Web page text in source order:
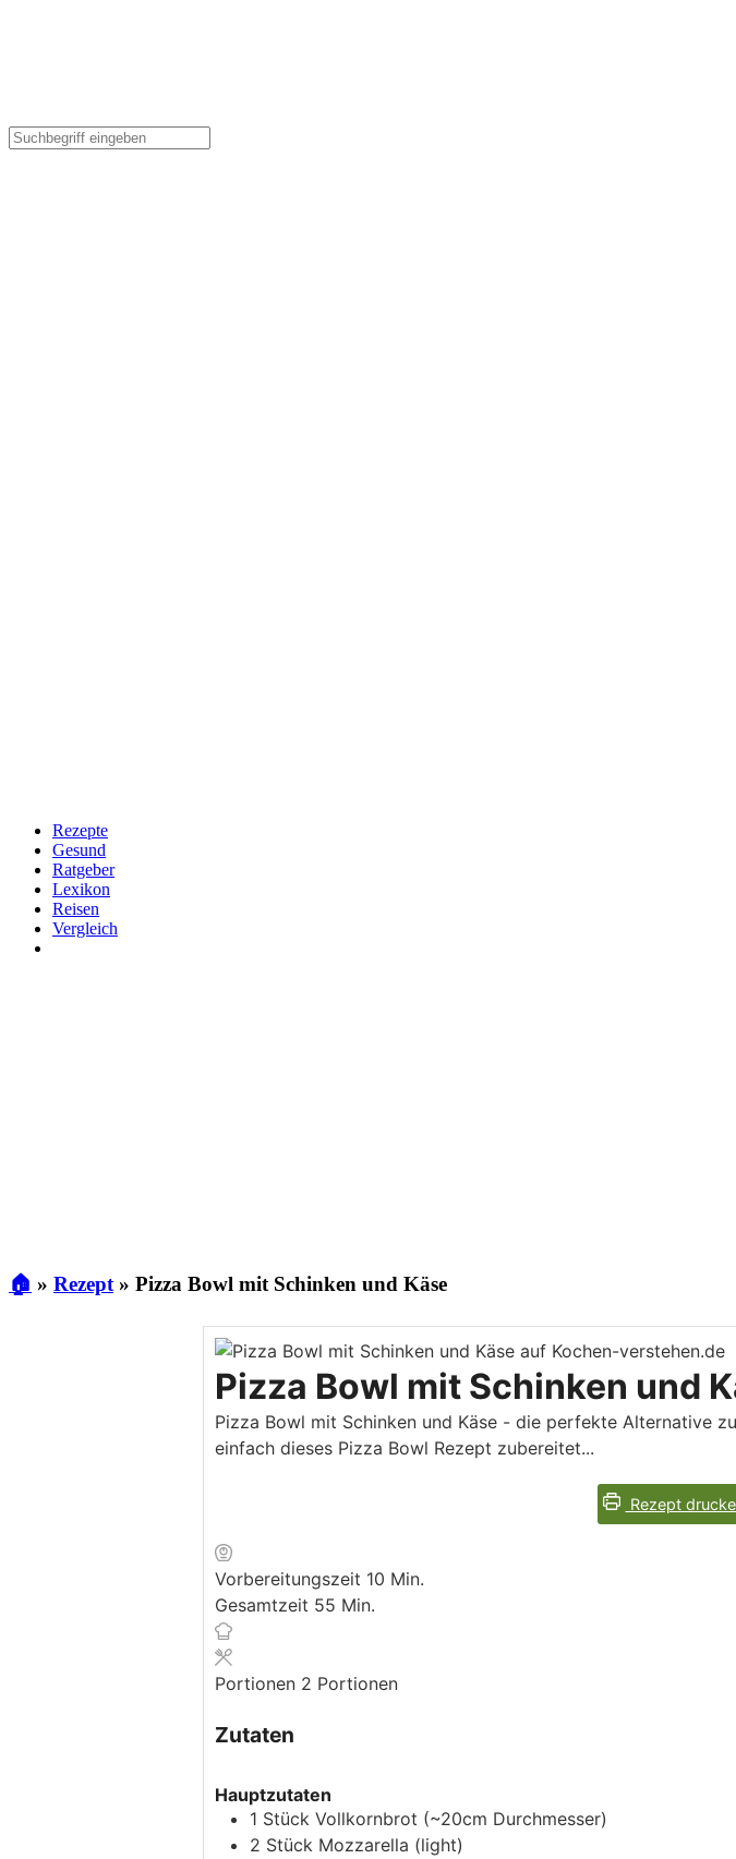
Rezepte
Gesund
Ratgeber
Lexikon
Reisen
Vergleich
🏠 » Rezept » Pizza Bowl mit Schinken und Käse
Pizza Bowl mit Schinken und
Pizza Bowl mit Schinken und Käse - die perfekte Alternative
einfach dieses Pizza Bowl Rezept zubereitet...
Rezept
Vorbereitungszeit 10 Minuten
Min.
Gesamtzeit 55 Minuten
Min.
Portionen 2 Portionen
Zutaten
Hauptzutaten
1 Stück Vollkornbrot (~20cm Durchmesser)
2 Stück Mozzarella (light)